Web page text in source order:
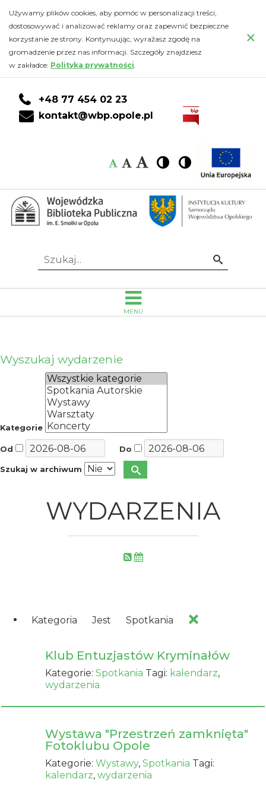
Events
from
Spotkania
Wojewódzka
Publiczna
im.
Emanuela
Smołki
w
do
głównej
treści
DO
KONTA
CZYTELNIKA
DO
WYSZUKIWARKI
do
stopki
Używamy plików cookies, aby pomóc w personalizacji treści,
dostosowywać i analizować reklamy oraz zapewnić bezpieczne
korzystanie ze strony. Kontynuując, wyrażasz zgodę na
gromadzenie przez nas informacji. Szczegóły znajdziesz
w zakładce: Polityka prywatności.
×
+48 77 454 02 23
kontakt@wbp.opole.pl
Czcionka:
Czcionka
Czcionka
Czcionka
Wysoki
kontrast
Wysoki
kontrast
Idź
Szukaj...
MENU
Wyszukaj wydarzenie
Kategorie
Od Do
Szukaj w archiwum
WYDARZENIA
Kategoria Jest Spotkania
Klub Entuzjastów Kryminałów
Kategorie:Spotkania Tagi: kalendarz,
wydarzenia
Wystawa "Przestrzeń zamknięta"
Fotoklubu Opole
Kategorie:Wystawy,Spotkania Tagi:
kalendarz,wydarzenia